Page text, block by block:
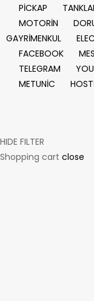
PİCKAP
MOTORİN
GAYRİMENKUL
FACEBOOK
TELEGRAM
METUNİC
HIDE FILTER
Shopping cart close